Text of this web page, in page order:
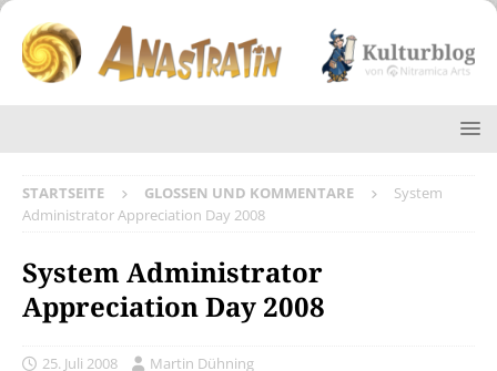
STARTSEITE GLOSSEN UND KOMMENTARE
System
Administrator Appreciation Day 2008
System Administrator
Appreciation Day 2008
25. Juli 2008 Martin Dühning